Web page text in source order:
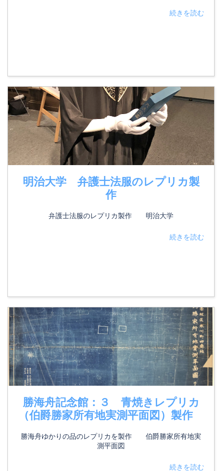
続きを読む
明治大学 弁護士法服のレプリカ製
作
弁護士法服のレプリカ製作 明治大学
続きを読む
勝海舟記念館：３ 青焼きレプリカ
（伯爵勝家所有地実測平面図）製作
勝海舟ゆかりの品のレプリカを製作 伯爵勝家所有地実
測平面図
続きを読む